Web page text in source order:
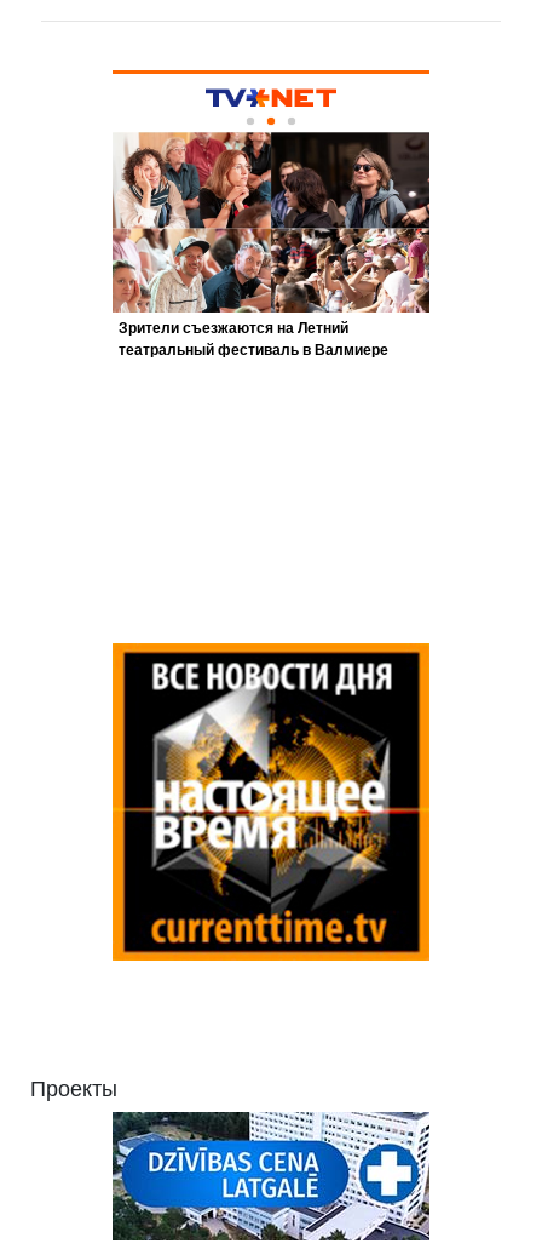
Проекты